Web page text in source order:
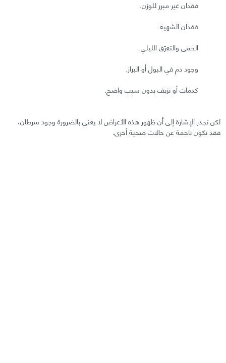
فقدان غير مبرر للوزن.
فقدان الشهية.
الحمى والتعرّق الليلي.
وجود دم في البول أو البراز.
كدمات أو نزيف بدون سبب واضح.
لكن تجدر الإشارة إلى أن ظهور هذه الأعراض لا يعني بالضرورة وجود سرطان،
فقد تكون ناجمة عن حالات صحية أخرى.